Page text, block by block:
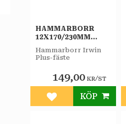
HAMMARBORR
12X170/230MM
Hammarborr Irwin
Plus-fäste
149,00KR/ST
Lägg till i favoriter
KÖP